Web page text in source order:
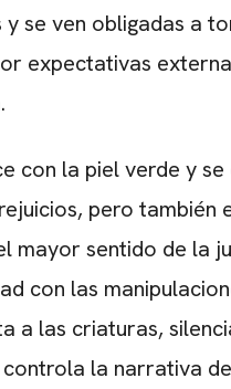
y se ven obligadas a
expectativas
con la piel verde y
pero también
mayor sentido de la
con las
a las criaturas,
la narrativa